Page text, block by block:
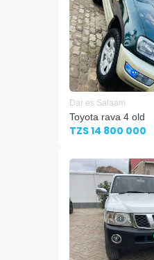
Dar es Salaam
Toyota rava 4 old
TZS 14 800 000